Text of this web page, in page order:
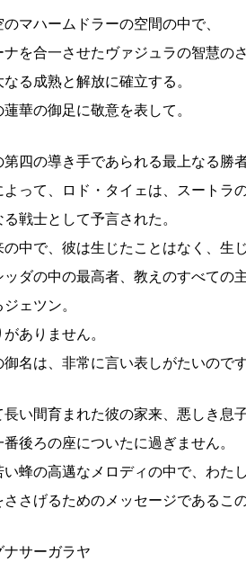
マハームドラーの空間の中で、
を合一させたヴァジュラの智慧の
る成熟と解放に確立する。
華の御足に敬意を表して。
四の導き手であられる最上なる勝
って、ロド・タイェは、スートラ
戦士として予言された。
中で、彼は生じたことはなく、生
ダの中の最高者、教えのすべての
ェツン。
ありません。
名は、非常に言い表しがたいのです
い間育まれた彼の家来、悪しき息
後ろの座についたに過ぎません。
蜂の高邁なメロディの中で、わた
さげるためのメッセージであるこ
サーガラヤ